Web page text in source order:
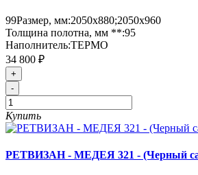
99Размер, мм:2050х880;2050х960
Толщина полотна, мм **:95
Наполнитель:ТЕРМО
34 800 ₽
+
-
Купить
РЕТВИЗАН - МЕДЕЯ 321 - (Черный